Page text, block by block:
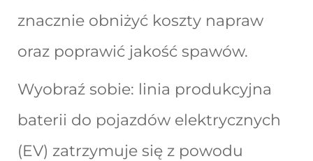
znacznie obniżyć koszty napraw
oraz poprawić jakość spawów.
Wyobraź sobie: linia produkcyjna
baterii do pojazdów elektrycznych
(EV) zatrzymuje się z powodu